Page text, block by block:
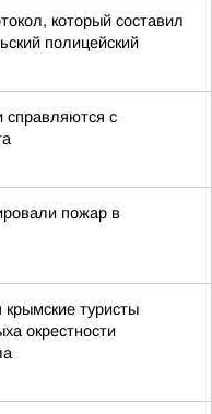
который составил
полицейский
справляются с
пожар в
туристы
окрестности